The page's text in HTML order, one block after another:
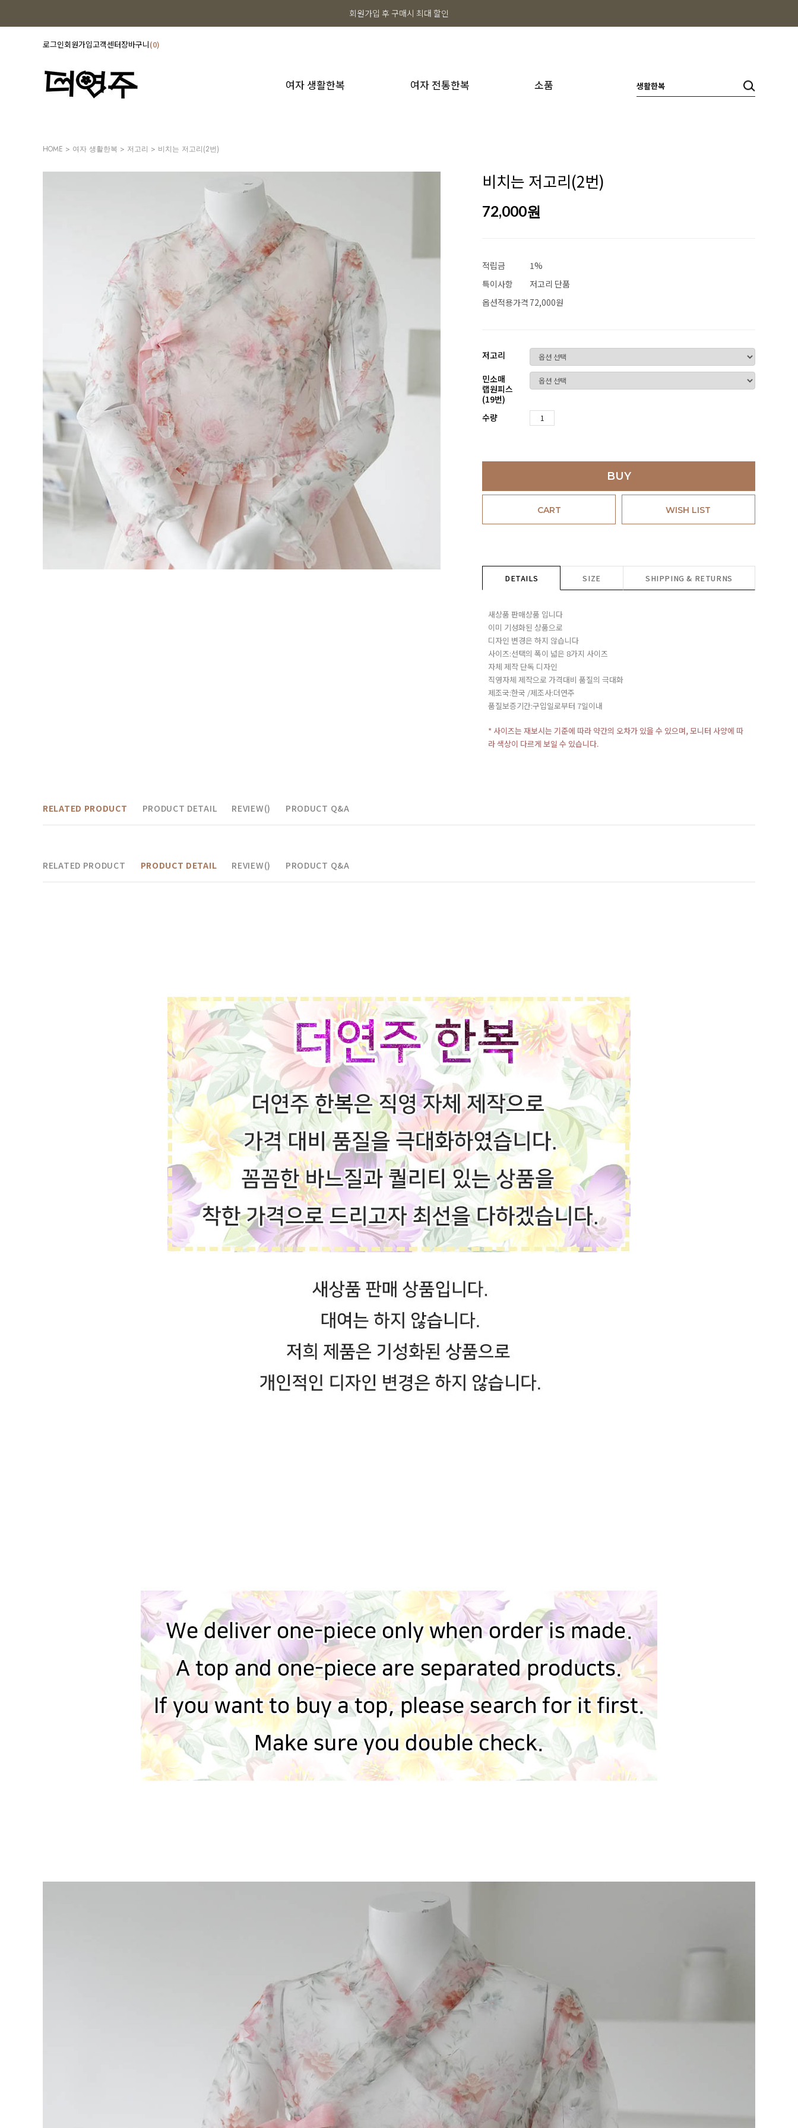
회원가입 후 구매시 최대 할인
로그인회원가입고객센터장바구니 0
여자 생활한복 여자 전통한복 소품
HOME > 여자 생활한복 > 저고리 > 비치는 저고리(2번)
비치는 저고리(2번)
72,000원
적립금
1%
특이사항
저고리 단품
옵션적용가격 72,000원
저고리
민소매
랩원피스
(19번)
수량
BUY
CART WISH LIST
DETAILS SIZE SHIPPING & RETURNS
새상품 판매상품 입니다
이미 기성화된 상품으로
디자인 변경은 하지 않습니다
사이즈:선택의 폭이 넓은 8가지 사이즈
자체 제작 단독 디자인
직영자체 제작으로 가격대비 품질의 극대화
제조국:한국 /제조사:더연주
품질보증기간:구입일로부터 7일이내
* 사이즈는 재보시는 기준에 따라 약간의 오차가 있을 수 있으며, 모니터 사양에 따
라 색상이 다르게 보일 수 있습니다.
RELATED PRODUCT PRODUCT DETAIL REVIEW() PRODUCT Q&A
RELATED PRODUCT PRODUCT DETAIL REVIEW() PRODUCT Q&A